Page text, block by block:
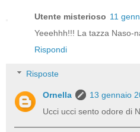
Utente misterioso 11
Yeeehhh!!! La tazza Naso-
Rispondi
Risposte
Ornella
13 gennaio
Ucci ucci sento odore di